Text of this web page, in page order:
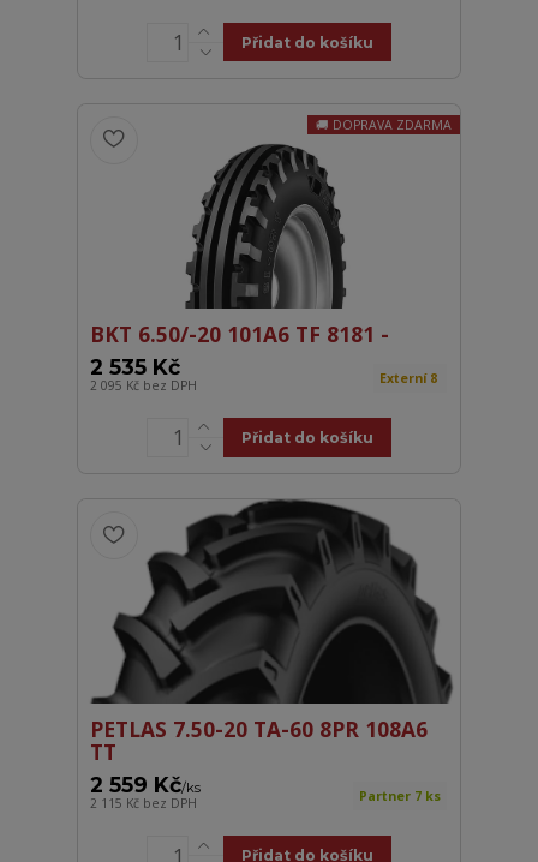
Přidat do košíku
DOPRAVA ZDARMA
BKT 6.50/-20 101A6 TF 8181 -
2 535 Kč
2 095 Kč bez DPH Externí 8
Přidat do košíku
PETLAS 7.50-20 TA-60 8PR 108A6
TT
2 559 Kč/ks
2 115 Kč bez DPH Partner 7 ks
Přidat do košíku